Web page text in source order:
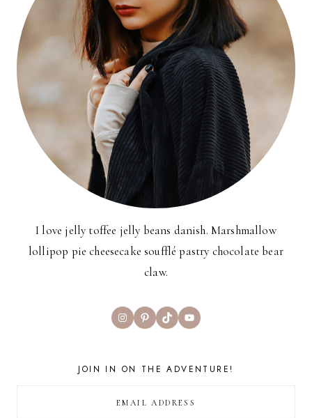
I love jelly toffee jelly beans danish. Marshmallow
lollipop pie cheesecake soufflé pastry chocolate bear
claw.
InstagramPinterest
TikTokYouTube
JOIN IN ON THE ADVENTURE!